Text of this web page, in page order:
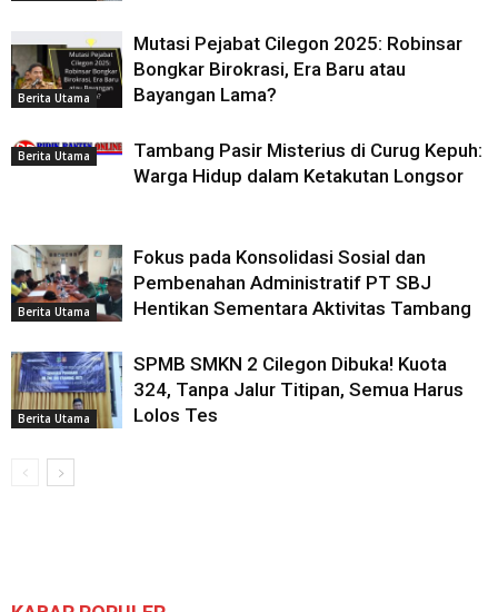
Berita Utama
Mutasi Pejabat Cilegon 2025: Robinsar
Bongkar Birokrasi, Era Baru atau
Bayangan Lama?
Berita Utama
Tambang Pasir Misterius di Curug Kepuh:
Warga Hidup dalam Ketakutan Longsor
Berita Utama
Fokus pada Konsolidasi Sosial dan
Pembenahan Administratif PT SBJ
Hentikan Sementara Aktivitas Tambang
Berita Utama
SPMB SMKN 2 Cilegon Dibuka! Kuota
324, Tanpa Jalur Titipan, Semua Harus
Lolos Tes